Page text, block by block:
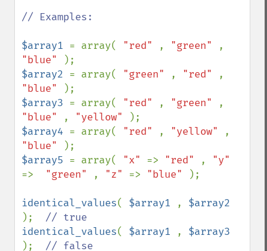
// Examples:
$array1 = array( "red" , "green"
"blue"
$array2 = array( "green" , "red"
"blue"
$array3 = array( "red" , "green"
"blue"
, "yellow"
$array4 = array( "red" , "yellow"
"blue"
$array5 = array( "x" => "red" ,
=> "green" , "z" => "blue" );
identical_values( $array1 ,
);
identical_values( $array1 ,
);